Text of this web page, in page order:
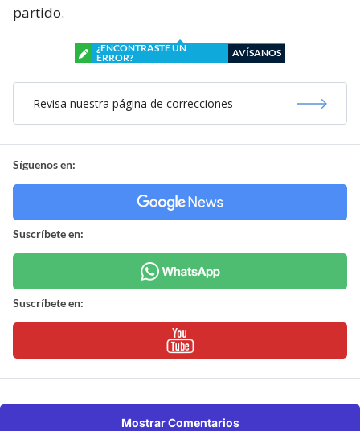
partido.
¿ENCONTRASTE UN
ERROR?
AVÍSANOS
Revisa nuestra página de correcciones
Síguenos en:
Suscríbete en:
Suscríbete en:
Mostrar Comentarios